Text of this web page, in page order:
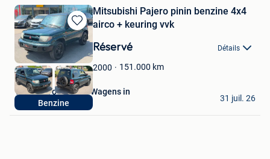
Sauvegarder
dans
Mes
Favoris
Benzine
Mitsubishi Pajero pinin benzine 4x4
airco + keuring vvk
Réservé Détails
2000 151.000 km
V-Cars - Voordelige Wagens in
Lebbeke
31 juil. 26